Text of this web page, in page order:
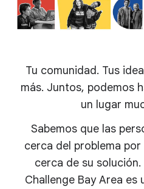
Tu comunidad. Tus
más. Juntos, podemos
un lugar
Sabemos que las
cerca del problema
cerca de su
Challenge Bay Area es